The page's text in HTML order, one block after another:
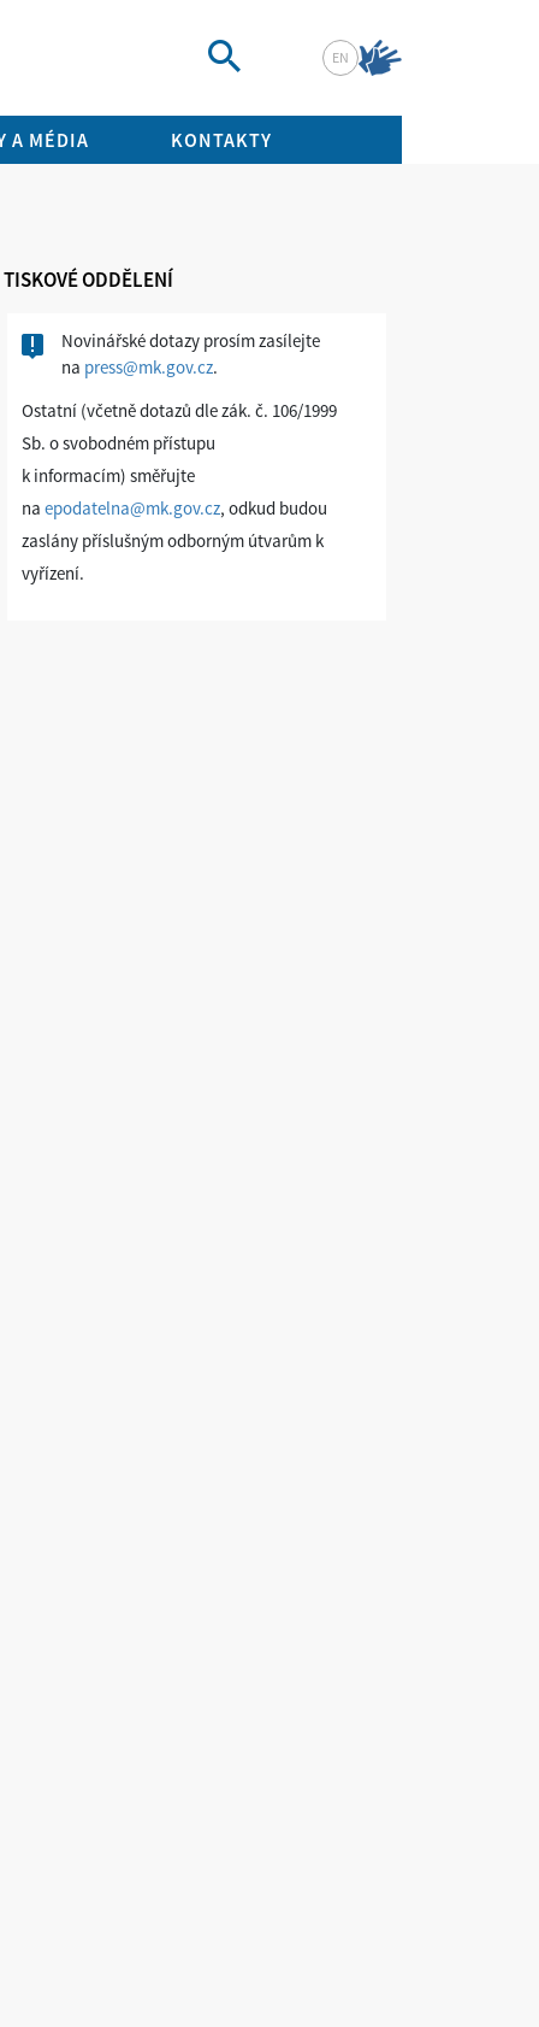
EN
A MÉDIA KONTAKTY
TISKOVÉ ODDĚLENÍ
Novinářské dotazy prosím zasílejte
na press@mk.gov.cz.
Ostatní (včetně dotazů dle zák. č. 106/1999
Sb. o svobodném přístupu
k informacím) směřujte
na epodatelna@mk.gov.cz, odkud budou
zaslány příslušným odborným útvarům k
vyřízení.